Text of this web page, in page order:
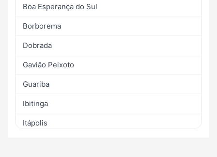
Boa Esperança do Sul
Borborema
Dobrada
Gavião Peixoto
Guariba
Ibitinga
Itápolis